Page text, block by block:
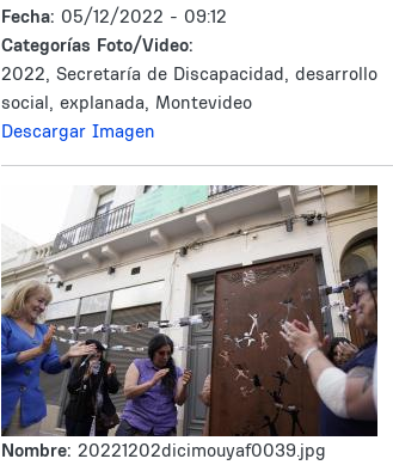
Fecha: 05/12/2022 - 09:12
Categorías Foto/Video:
2022, Secretaría de Discapacidad, desarrollo
social, explanada, Montevideo
Descargar Imagen
Nombre: 20221202dicimouyaf0039.jpg